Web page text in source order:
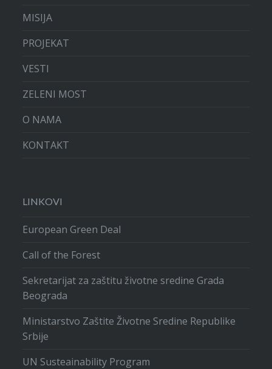
MISIJA
PROJEKAT
VESTI
ZELENI MOST
O NAMA
KONTAKT
LINKOVI
European Green Deal
Call of the Forest
Sekretarijat za zaštitu životne sredine Grada
Beograda
Ministarstvo Zaštite Životne Sredine Republike
Srbije
UN Susteainability Program